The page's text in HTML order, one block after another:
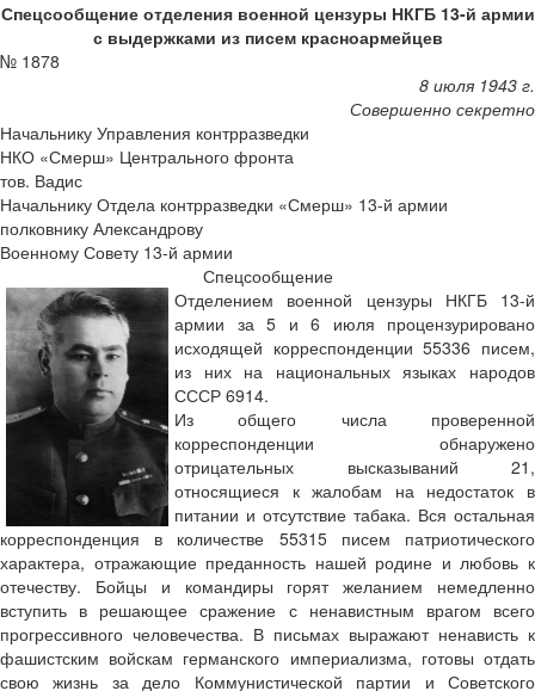
Спецсообщение отделения военной цензуры НКГБ 13-й армии
с выдержками из писем красноармейцев
№ 1878
8 июля 1943 г.
Совершенно секретно
Начальнику Управления контрразведки
НКО «Смерш» Центрального фронта
тов. Вадис
Начальнику Отдела контрразведки «Смерш» 13-й армии
полковнику Александрову
Военному Совету 13-й армии
Спецсообщение
Отделением военной цензуры НКГБ 13-й
армии за 5 и 6 июля процензурировано
исходящей корреспонденции 55336 писем,
из них на национальных языках народов
СССР 6914.
Из общего числа проверенной
корреспонденции обнаружено
отрицательных высказываний 21,
относящиеся к жалобам на недостаток в
питании и отсутствие табака. Вся остальная
корреспонденция в количестве 55315 писем патриотического
характера, отражающие преданность нашей родине и любовь к
отечеству. Бойцы и командиры горят желанием немедленно
вступить в решающее сражение с ненавистным врагом всего
прогрессивного человечества. В письмах выражают ненависть к
фашистским войскам германского империализма, готовы отдать
свою жизнь за дело Коммунистической партии и Советского